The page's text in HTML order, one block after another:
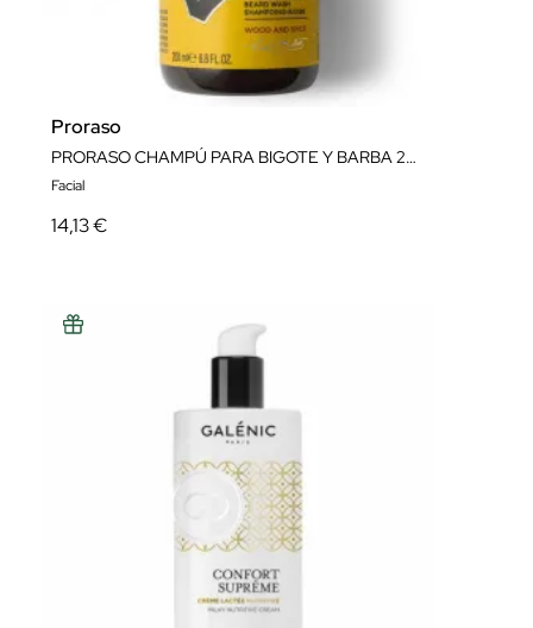
Proraso
PRORASO CHAMPÚ PARA BIGOTE Y BARBA 200ML
Facial
14,13 €